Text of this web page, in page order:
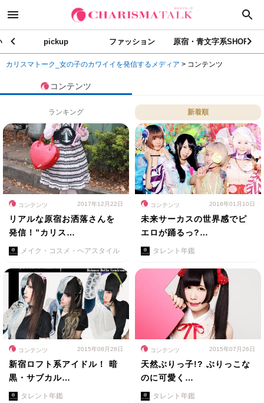
pickup ファッション 原宿・青文字系SHOP
カリスマトーク_女の子のカワイイを発信するメディア > コンテンツ
コンテンツ
ランキング 新着順
コンテンツ 2017年12月22日
リアルな原宿お洒落さんを
発信！”カリス…
メイク・コスメ・ヘアスタイル
コンテンツ 2016年01月10日
未来サーカスの世界感でピ
エロが踊るっ?…
タレント年鑑
コンテンツ 2015年08月28日
新宿ロフト系アイドル！ 暗
黒・サブカル…
タレント年鑑
コンテンツ 2015年07月26日
天然ぶりっ子!? ぶりっこな
のに可愛く…
タレント年鑑